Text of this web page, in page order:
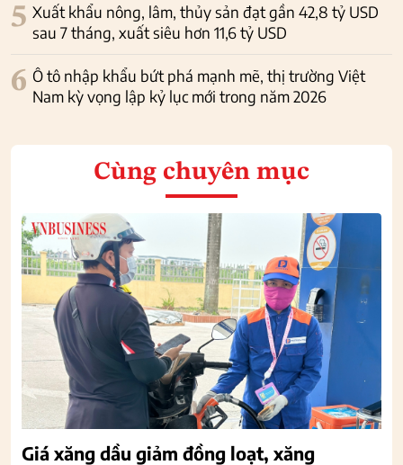
5 Xuất khẩu nông, lâm, thủy sản đạt gần 42,8 tỷ USD
sau 7 tháng, xuất siêu hơn 11,6 tỷ USD
6 Ô tô nhập khẩu bứt phá mạnh mẽ, thị trường Việt
Nam kỳ vọng lập kỷ lục mới trong năm 2026
Cùng chuyên mục
Giá xăng dầu giảm đồng loạt, xăng